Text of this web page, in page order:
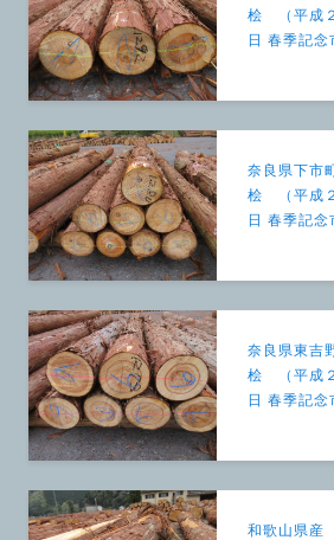
桧 （平成
日 春季記念
奈良県下
桧 （平成
日 春季記念
奈良県東
桧 （平成
日 春季記念
和歌山県